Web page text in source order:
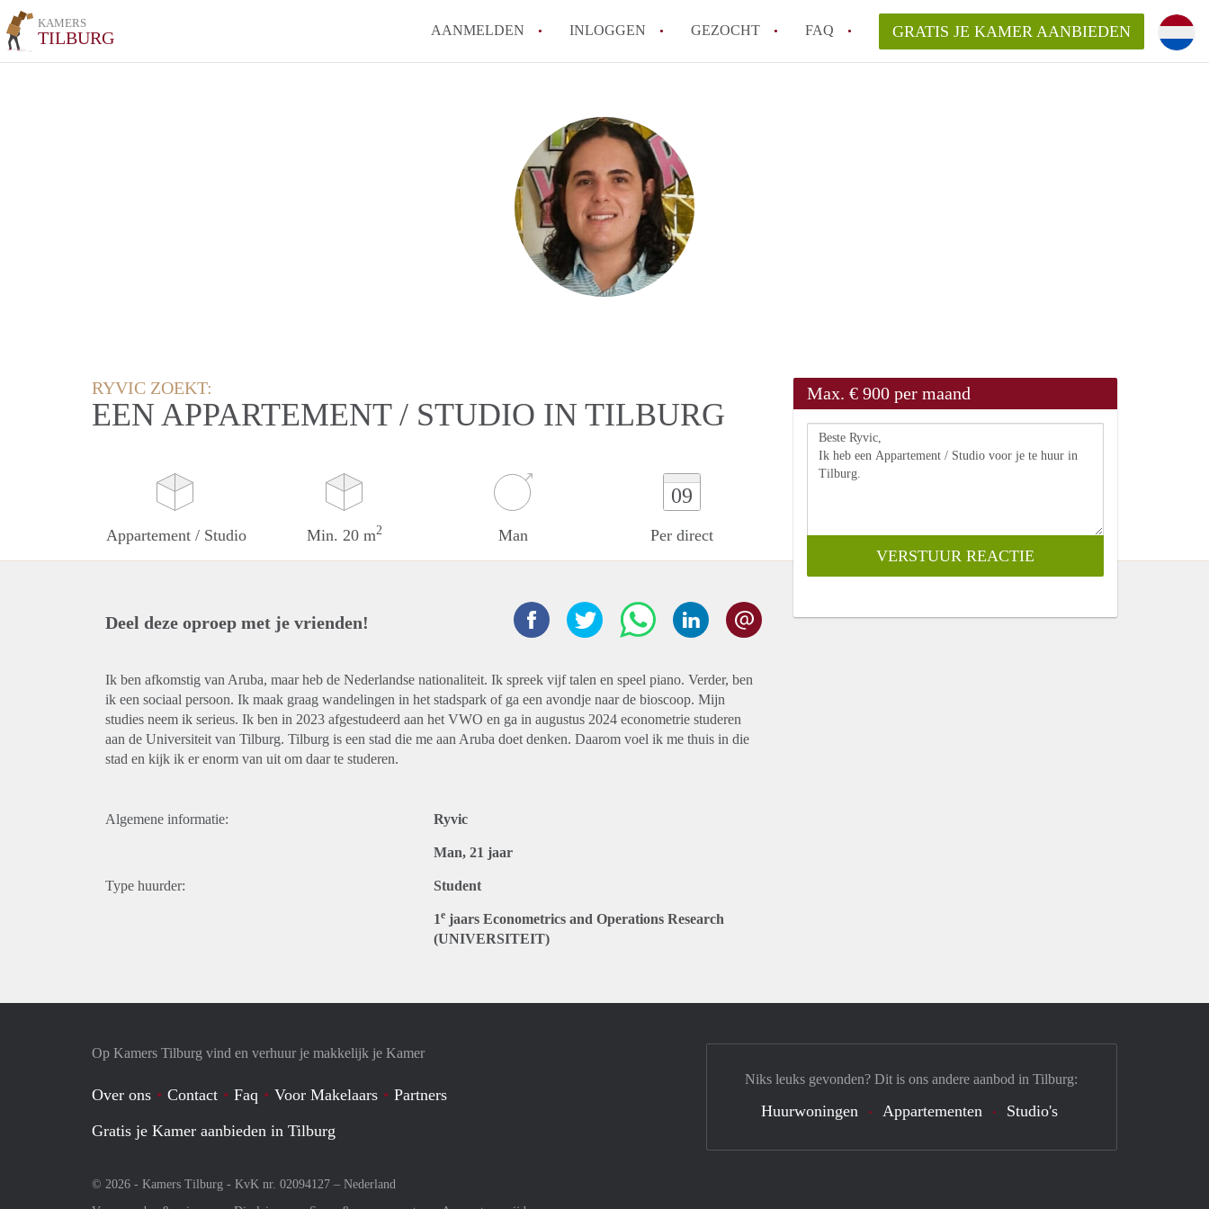
KAMERS
TILBURG AANMELDEN INLOGGEN GEZOCHT FAQ
Hoeveel kost het om te reageren op een Kamer in Tilburg?
Wat is de privacyverklaring van KamersTilburg?
Berekent KamersTilburg makelaarsvergoeding/bemiddelingsvergoeding?
Alle veelgestelde vragen
GRATIS JE KAMER AANBIEDEN
RYVIC ZOEKT:
EEN APPARTEMENT / STUDIO IN TILBURG
Appartement / Studio Min. 20 m2 Man
09
Per direct
Max. € 900 per maand
Deel deze oproep met je vrienden!
Ik ben afkomstig van Aruba, maar heb de Nederlandse nationaliteit. Ik spreek vijf talen en speel piano. Verder, ben
ik een sociaal persoon. Ik maak graag wandelingen in het stadspark of ga een avondje naar de bioscoop. Mijn
studies neem ik serieus. Ik ben in 2023 afgestudeerd aan het VWO en ga in augustus 2024 econometrie studeren
aan de Universiteit van Tilburg. Tilburg is een stad die me aan Aruba doet denken. Daarom voel ik me thuis in die
stad en kijk ik er enorm van uit om daar te studeren.
Algemene informatie: Ryvic
Man, 21 jaar
Type huurder: Student
1e jaars Econometrics and Operations Research
(UNIVERSITEIT)
Op Kamers Tilburg vind en verhuur je makkelijk je Kamer
Over ons Contact Faq Voor Makelaars
Partners
Gratis je Kamer aanbieden in Tilburg
© 2026 - Kamers Tilburg - KvK nr. 02094127 – Nederland
Niks leuks gevonden? Dit is ons andere aanbod in Tilburg:
Huurwoningen Appartementen Studio's